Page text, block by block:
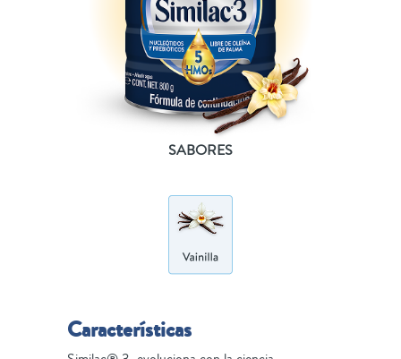
SABORES
Características